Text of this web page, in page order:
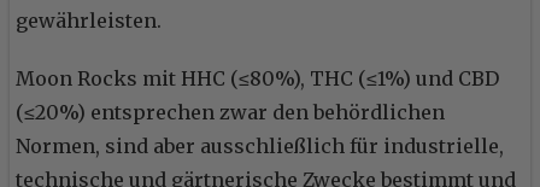
gewährleisten.
Moon Rocks mit HHC (≤80%), THC (≤1%) und CBD
(≤20%) entsprechen zwar den behördlichen
Normen, sind aber ausschließlich für industrielle,
technische und gärtnerische Zwecke bestimmt und